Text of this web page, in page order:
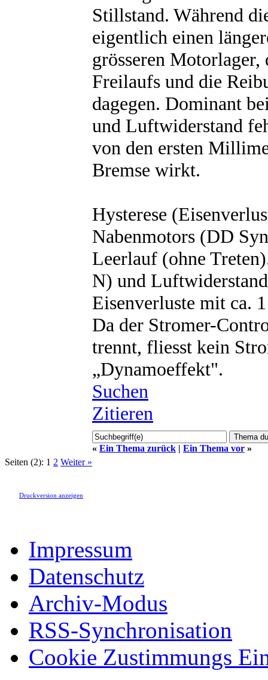
Stillstand. Während
eigentlich einen
grösseren
Freilaufs und die
dagegen. Dominant
und Luftwiderstand
von den ersten
Bremse wirkt.
Hysterese
Nabenmotors (DD
Leerlauf (ohne
N) und
Eisenverluste mit ca.
Da der Stromer-
trennt, fliesst kein
„Dynamoeffekt".
Suchen
Zitieren
« Ein Thema zurück | Ein Thema vor »
Seiten (2): 1 2 Weiter »
Druckversion anzeigen
Impressum
Datenschutz
Archiv-Modus
RSS-Synchronisation
Cookie Zustimmungs